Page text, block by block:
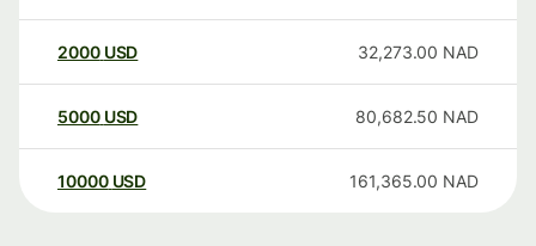
2000 USD 32,273.00 NAD
5000 USD 80,682.50 NAD
10000 USD 161,365.00 NAD